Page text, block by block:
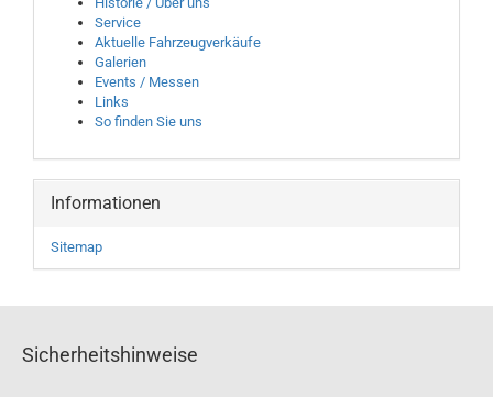
Service
Aktuelle Fahrzeugverkäufe
Galerien
Events / Messen
Links
So finden Sie uns
Informationen
Sitemap
Sicherheitshinweise